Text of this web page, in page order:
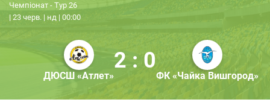
Чемпіонат - Тур 26
ДЮСШ «Атлет»
2 : 0
ФК «Чайка Вишгород»
23 черв. | нд | 00:00